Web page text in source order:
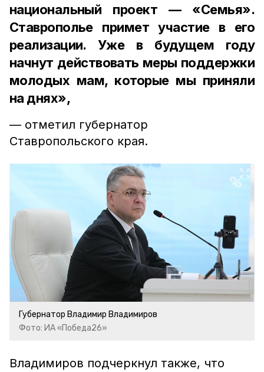
национальный проект — «Семья».
Ставрополье примет участие в его
реализации. Уже в будущем году
начнут действовать меры поддержки
молодых мам, которые мы приняли
на днях»,
— отметил губернатор
Ставропольского края.
Губернатор Владимир Владимиров
Фото: ИА «Победа26»
Владимиров подчеркнул также, что